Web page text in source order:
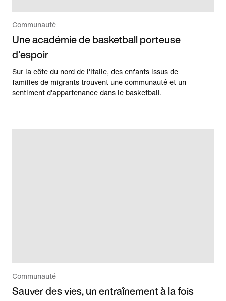
Communauté
Une académie de basketball porteuse
d'espoir
Sur la côte du nord de l'Italie, des enfants issus de
familles de migrants trouvent une communauté et un
sentiment d'appartenance dans le basketball.
Communauté
Sauver des vies, un entraînement à la fois